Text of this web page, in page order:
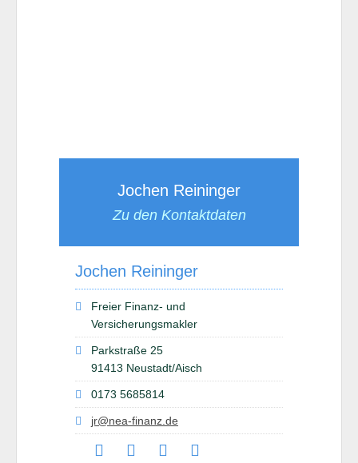
Jochen Reininger
Zu den Kontaktdaten
Jochen Reininger
Freier Finanz- und
Versicherungsmakler
Parkstraße 25
91413 Neustadt/Aisch
0173 5685814
jr@nea-finanz.de